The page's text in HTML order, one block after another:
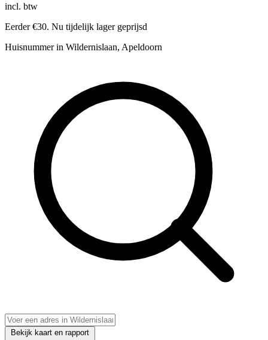
incl. btw
Eerder €30. Nu tijdelijk lager geprijsd
Huisnummer in Wildernislaan, Apeldoorn
Bekijk kaart en rapport